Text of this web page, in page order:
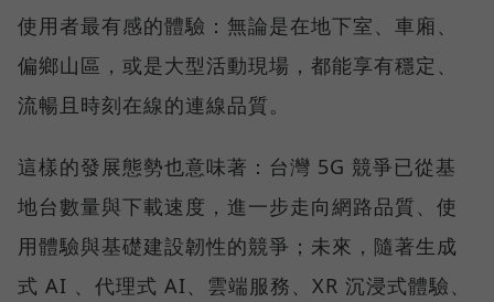
使用者最有感的體驗：無論是在地下室、車廂、
偏鄉山區，或是大型活動現場，都能享有穩定、
流暢且時刻在線的連線品質。
這樣的發展態勢也意味著：台灣 5G 競爭已從基
地台數量與下載速度，進一步走向網路品質、使
用體驗與基礎建設韌性的競爭；未來，隨著生成
式 AI 、代理式 AI、雲端服務、XR 沉浸式體驗、